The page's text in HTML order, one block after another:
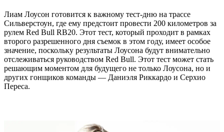
Лиам Лоусон готовится к важному тест-дню на трассе
Сильверстоун, где ему предстоит провести 200 километров за
рулем Red Bull RB20. Этот тест, который проходит в рамках
второго разрешенного дня съемок в этом году, имеет особое
значение, поскольку результаты Лоусона будут внимательно
отслеживаться руководством Red Bull. Этот тест может стать
решающим моментом для будущего не только Лоусона, но и
других гонщиков команды — Даниэля Риккардо и Серхио
Переса.